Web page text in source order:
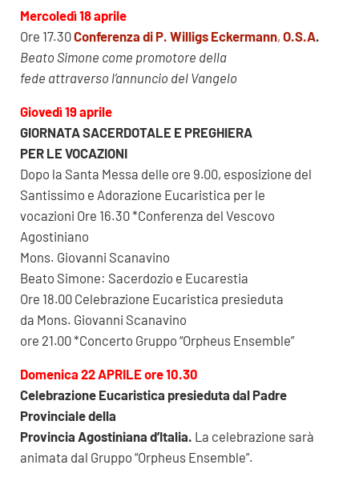
Mercoledì 18 aprile
Ore 17.30Conferenza di P. Willigs Eckermann, O.S.A.
Beato Simone come promotore della
fede attraverso l’annuncio del Vangelo
Giovedì 19 aprile
GIORNATA SACERDOTALE E PREGHIERA
PER LE VOCAZIONI
Dopo la Santa Messa delle ore 9.00, esposizione del
Santissimo e Adorazione Eucaristica per le
vocazioni Ore 16.30 *Conferenza del Vescovo
Agostiniano
Mons. Giovanni Scanavino
Beato Simone: Sacerdozio e Eucarestia
Ore 18.00 Celebrazione Eucaristica presieduta
da Mons. Giovanni Scanavino
ore 21.00 *Concerto Gruppo “Orpheus Ensemble”
Domenica 22 APRILE ore 10.30
Celebrazione Eucaristica presieduta dal Padre
Provinciale della
Provincia Agostiniana d’Italia. La celebrazione sarà
animata dal Gruppo “Orpheus Ensemble”.